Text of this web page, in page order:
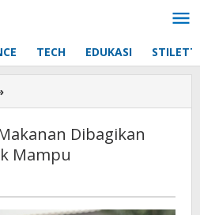
TECH EDUKASI
Juta
Makanan
Dibagikan
Dibagikan
Mampu